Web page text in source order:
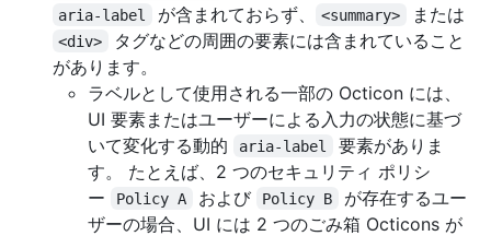
aria-label が含まれておらず、 <summary> または
<div>
タグなどの周囲の要素には含まれていること
があります。
ラベルとして使用される一部の Octicon には、
UI 要素またはユーザーによる入力の状態に基づ
いて変化する動的
aria-label
要素がありま
す。 たとえば、2 つのセキュリティ ポリシ
ー
Policy A および Policy B
が存在するユー
ザーの場合、UI には 2 つのごみ箱 Octicons が